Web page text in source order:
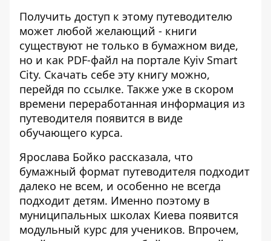
Получить доступ к этому путеводителю
может любой желающий - книги
существуют не только в бумажном виде,
но и как PDF-файл на портале Kyiv Smart
City. Скачать себе эту книгу можно,
перейдя по ссылке. Также уже в скором
времени переработанная информация из
путеводителя появится в виде
обучающего курса.
Ярослава Бойко рассказала, что
бумажный формат путеводителя подходит
далеко не всем, и особенно не всегда
подходит детям. Именно поэтому в
муниципальных школах Киева появится
модульный курс для учеников. Впрочем,